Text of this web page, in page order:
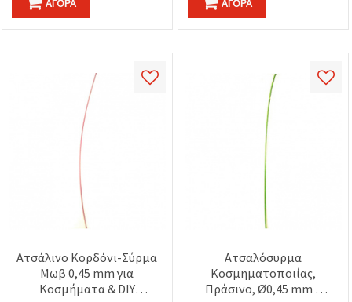
Ατσάλινο Κορδόνι-Σύρμα
Μωβ 0,45 mm για
Κοσμήματα & DIY
Ατσαλόσυρμα
Κοσμηματοποιίας,
Πράσινο, Ø0,45 mm –